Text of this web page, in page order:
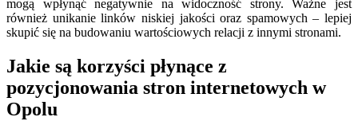
mogą wpłynąć negatywnie na widoczność strony. Ważne jest
również unikanie linków niskiej jakości oraz spamowych – lepiej
skupić się na budowaniu wartościowych relacji z innymi stronami.
Jakie są korzyści płynące z
pozycjonowania stron internetowych w
Opolu